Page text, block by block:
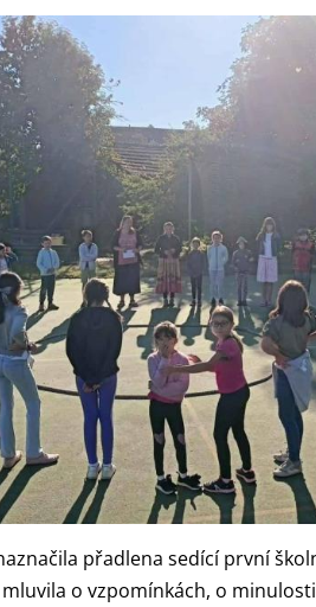
přadlena sedící první
o vzpomínkách, o